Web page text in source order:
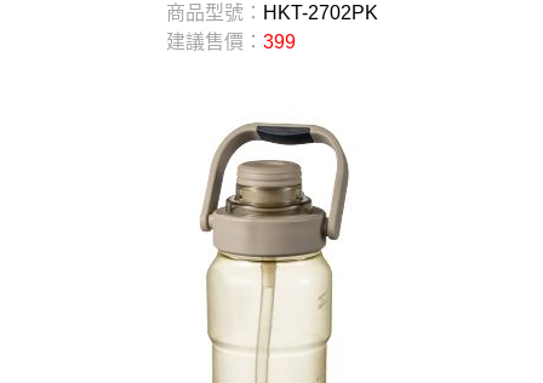
商品型號： HKT-2702PK
建議售價： 399